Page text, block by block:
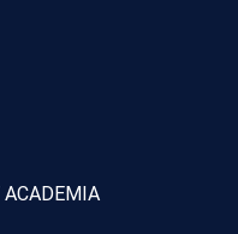
ACADEMIA